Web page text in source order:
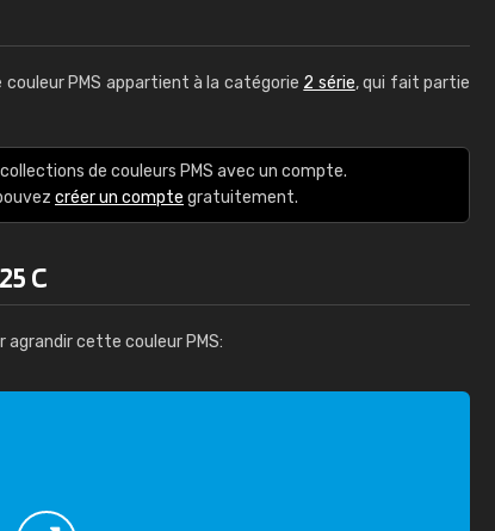
couleur PMS appartient à la catégorie 2 série, qui fait partie
de couleurs PMS avec un compte.
créer un compte gratuitement.
C
agrandir cette couleur PMS: